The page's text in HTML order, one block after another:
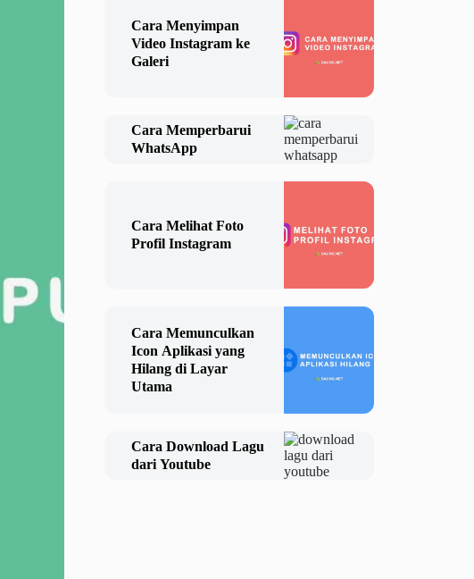
Cara Menyimpan
Video Instagram ke
Galeri
Cara Memperbarui
WhatsApp
Cara Melihat Foto
Profil Instagram
Cara Memunculkan
Icon Aplikasi yang
Hilang di Layar
Utama
Cara Download Lagu
dari Youtube